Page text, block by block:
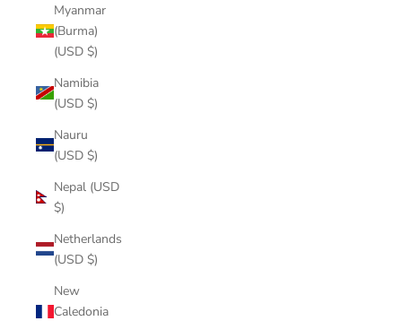
Myanmar
(Burma)
(USD $)
Namibia
(USD $)
Nauru
(USD $)
Nepal (USD
$)
Netherlands
(USD $)
New
Caledonia